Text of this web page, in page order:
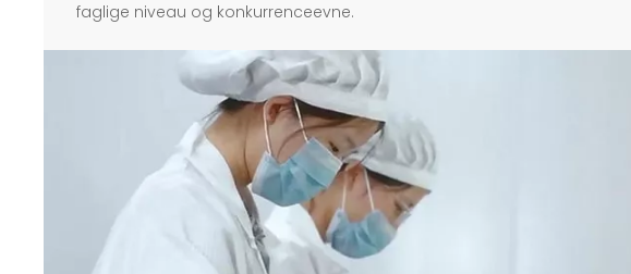
faglige niveau og konkurrenceevne.